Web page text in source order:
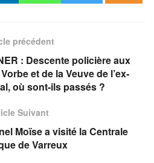
précédent
: Descente policière aux
et de la Veuve de l’ex-
où sont-ils passés ?
Suivant
Moïse a visité la Centrale
de Varreux